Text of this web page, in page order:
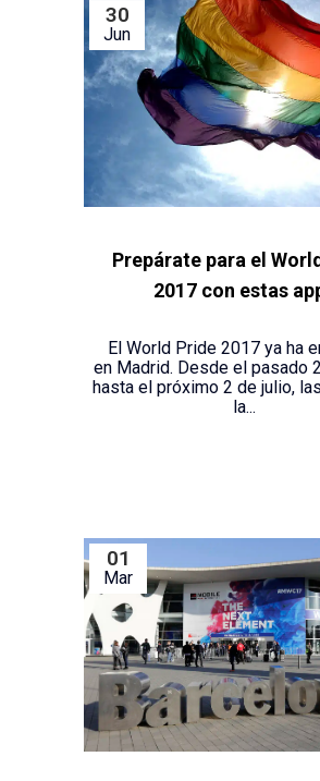
30
Jun
Prepárate para el
2017 con estas
El World Pride 2017 ya ha
en Madrid. Desde el pasado
hasta el próximo 2 de julio,
la...
01
Mar